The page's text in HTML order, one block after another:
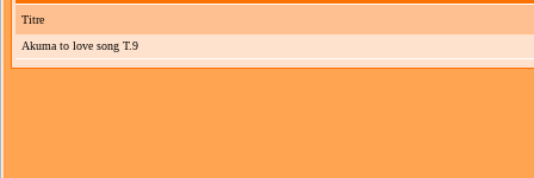
Titre
Akuma to love song T.9